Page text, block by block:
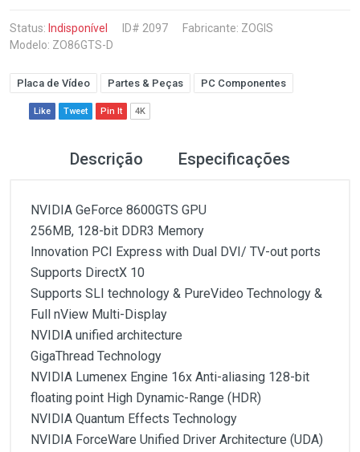
Status: Indisponível ID# 2097 Fabricante: ZOGIS
Modelo: ZO86GTS-D
Placa de Vídeo Partes & Peças PC Componentes
Like Tweet Pin It 4K
Descrição Especificações
NVIDIA GeForce 8600GTS GPU
256MB, 128-bit DDR3 Memory
Innovation PCI Express with Dual DVI/ TV-out ports
Supports DirectX 10
Supports SLI technology & PureVideo Technology &
Full nView Multi-Display
NVIDIA unified architecture
GigaThread Technology
NVIDIA Lumenex Engine 16x Anti-aliasing 128-bit
floating point High Dynamic-Range (HDR)
NVIDIA Quantum Effects Technology
NVIDIA ForceWare Unified Driver Architecture (UDA)